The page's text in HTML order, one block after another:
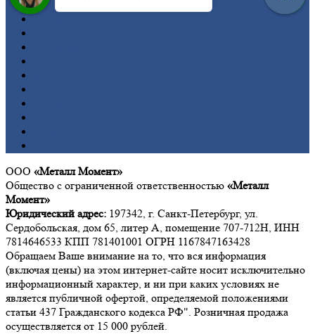
ООО «Металл Момент»
Общество с ограниченной ответственностью «Металл
Момент»
Юридический адрес: 197342, г. Санкт-Петербург, ул.
Сердобольская, дом 65, литер А, помещение 707-712Н, ИНН
7814646533 КПП 781401001 ОГРН 1167847163428
Обращаем Ваше внимание на то, что вся информация
(включая цены) на этом интернет-сайте носит исключительно
информационный характер, и ни при каких условиях не
является публичной офертой, определяемой положениями
статьи 437 Гражданского кодекса РФ". Розничная продажа
осуществляется от 15 000 рублей.